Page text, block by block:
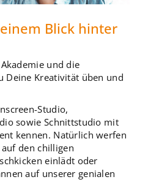
Blick hinter
und die
Deine Kreativität üben und
Studio,
sowie Schnittstudio mit
kennen. Natürlich werfen
den chilligen
einlädt oder
auf unserer genialen